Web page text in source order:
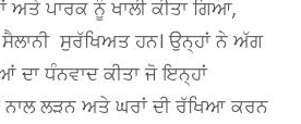
ਅਤੇ ਪਾਰਕ ਨੂੰ ਖਾਲੀ ਕੀਤਾ ਗਿਆ,
ਸੈਲਾਨੀ ਸੁਰੱਖਿਅਤ ਹਨ। ਉਨ੍ਹਾਂ ਨੇ ਅੱਗ
ਦਾ ਧੰਨਵਾਦ ਕੀਤਾ ਜੋ ਇਨ੍ਹਾਂ
ਨਾਲ ਲੜਨ ਅਤੇ ਘਰਾਂ ਦੀ ਰੱਖਿਆ ਕਰਨ